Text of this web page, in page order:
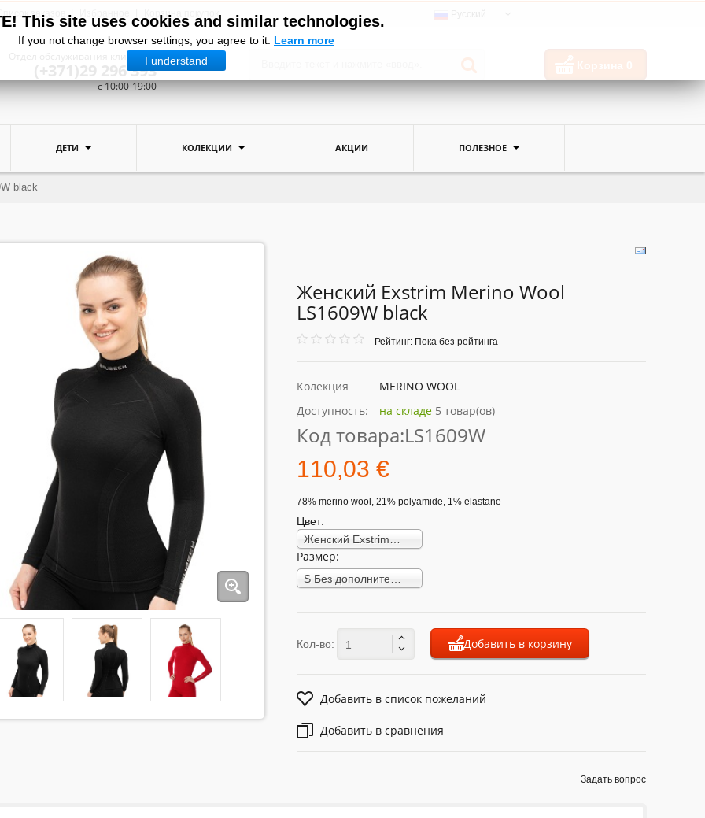
This site uses cookies and similar technologies.
If you not change browser settings, you agree to it. Learn more
I understand
заказов Корзина покупок
Отдел обслуживания клиентов:
(+371)29 296 393
c 10:00-19:00
Корзина 0
ДЕТИ КОЛЕКЦИИ АКЦИИ ПОЛЕЗНОЕ
black
Женский Exstrim Merino Wool
LS1609W black
Рейтинг: Пока без рейтинга
Колекция
MERINO WOOL
Доступность:
на складе 5 товар(ов)
Код товара:LS1609W
110,03 €
78% merino wool, 21% polyamide, 1% elastane
Цвет:
Размер:
Кол-во: Добавить в корзину
Добавить в список пожеланий
Добавить в сравнения
Задать вопрос